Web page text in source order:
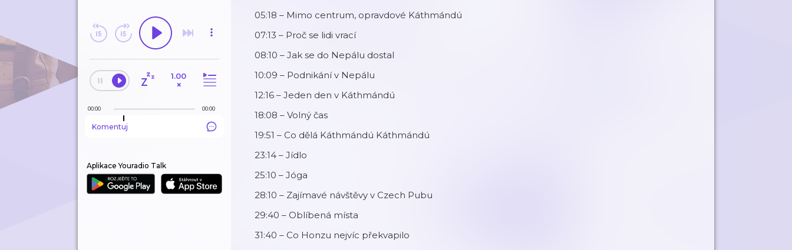
1.00
×
00:00 00:00
Komentuj
Aplikace Youradio Talk
05:18 – Mimo centrum, opravdové Káthmándú
07:13 – Proč se lidi vrací
08:10 – Jak se do Nepálu dostal
10:09 – Podnikání v Nepálu
12:16 – Jeden den v Káthmándú
18:08 – Volný čas
19:51 – Co dělá Káthmándú Káthmándú
23:14 – Jídlo
25:10 – Jóga
28:10 – Zajímavé návštěvy v Czech Pubu
29:40 – Oblíbená místa
31:40 – Co Honzu nejvíc překvapilo